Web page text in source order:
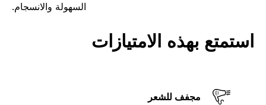
السهولة والانسجام.
استمتع بهذه الامتيازات
مجفف للشعر